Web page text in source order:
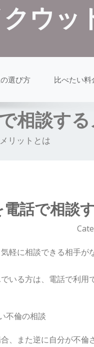
ウッ
選び方 比べたい料
相談す
リットとは
話で相談
軽に相談できる相手
いる方は、電話で利用
不倫の相談
、また逆に自分が不倫